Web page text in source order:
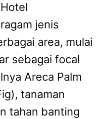
Hotel
jenis
area, mulai
sebagai focal
Areca Palm
tanaman
tahan banting